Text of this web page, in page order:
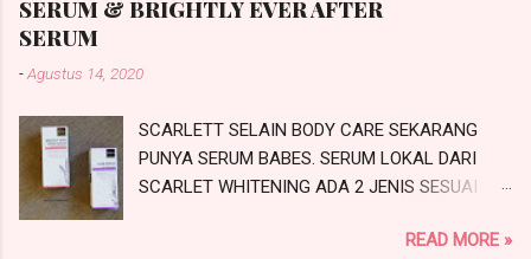
K
o
e
t
a
SERUM & BRIGHTLY EVER AFTER
SERUM
-Agustus 14, 2020
SCARLETT SELAIN BODY CARE SEKARANG
PUNYA SERUM BABES. SERUM LOKAL DARI
SCARLET WHITENING ADA 2 JENIS SESUAI
SCARLETTACNE SERUM DAN SCARLETT
READ MORE »